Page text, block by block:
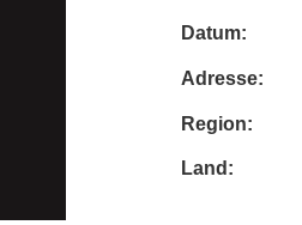
Datum:
Adresse:
Region:
Land: